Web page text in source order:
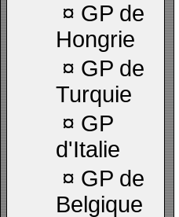
¤ GP de
Hongrie
¤ GP de
Turquie
¤ GP
d'Italie
¤ GP de
Belgique